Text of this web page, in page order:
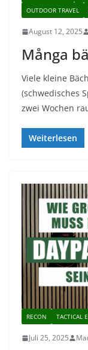
OUTDOOR TRAVEL
August 12, 2025
Många
Viele kleine
(schwedisches
zwei Wochen
Weiterlesen
RECON TACTICAL
Juli 25, 2025